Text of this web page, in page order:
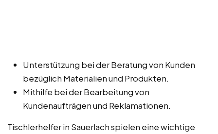
Unterstützung bei der Beratung von Kunden
bezüglich Materialien und Produkten.
Mithilfe bei der Bearbeitung von
Kundenaufträgen und Reklamationen.
Tischlerhelfer in Sauerlach spielen eine wichtige